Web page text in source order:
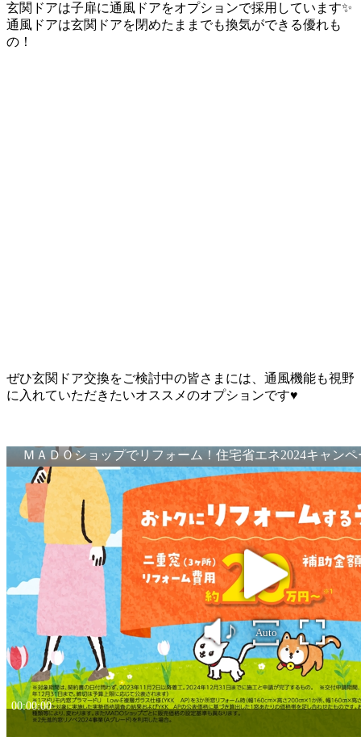
玄関ドアは子扉に通風ドアをオプションで採用しています✨
通風ドアは玄関ドアを閉めたままでも換気ができる優れも
の！
ぜひ玄関ドア交換をご検討中の皆さまには、通風機能も視野
に入れていただきたいオススメのオプションです♥